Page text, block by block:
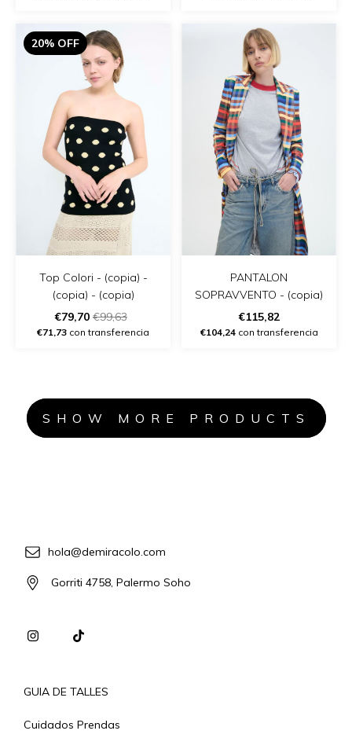
20% OFF
Top Colori - (copia) -
(copia) - (copia)
€79,70 €99,63
€71,73 con transferencia
PANTALON
SOPRAVVENTO - (copia)
€115,82
€104,24con transferencia
SHOW MORE PRODUCTS
hola@demiracolo.com
Gorriti 4758, Palermo Soho
GUIA DE TALLES
Cuidados Prendas